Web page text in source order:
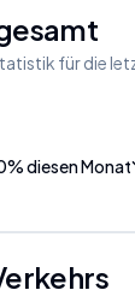
für die
%diesen Monat